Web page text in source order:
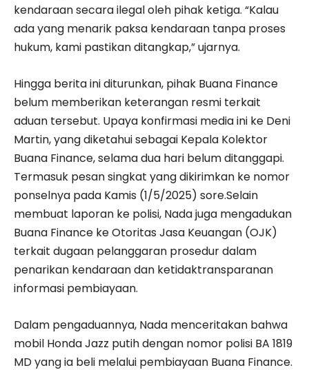
kendaraan secara ilegal oleh pihak ketiga. “Kalau
ada yang menarik paksa kendaraan tanpa proses
hukum, kami pastikan ditangkap,” ujarnya.
Hingga berita ini diturunkan, pihak Buana Finance
belum memberikan keterangan resmi terkait
aduan tersebut. Upaya konfirmasi media ini ke Deni
Martin, yang diketahui sebagai Kepala Kolektor
Buana Finance, selama dua hari belum ditanggapi.
Termasuk pesan singkat yang dikirimkan ke nomor
ponselnya pada Kamis (1/5/2025) sore.Selain
membuat laporan ke polisi, Nada juga mengadukan
Buana Finance ke Otoritas Jasa Keuangan (OJK)
terkait dugaan pelanggaran prosedur dalam
penarikan kendaraan dan ketidaktransparanan
informasi pembiayaan.
Dalam pengaduannya, Nada menceritakan bahwa
mobil Honda Jazz putih dengan nomor polisi BA 1819
MD yang ia beli melalui pembiayaan Buana Finance.